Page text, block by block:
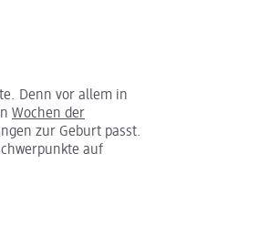
Denn vor allem in
Wochen der
zur Geburt passt.
auf